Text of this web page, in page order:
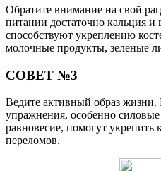
Обратите внимание на свой
питании достаточно кальция
способствуют укреплению
молочные продукты, зеленые
СОВЕТ №3
Ведите активный образ жизни.
упражнения, особенно
равновесие, помогут укрепить
переломов.